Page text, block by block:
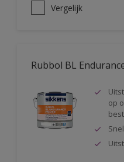
Vergelijk
Rubbol BL
op